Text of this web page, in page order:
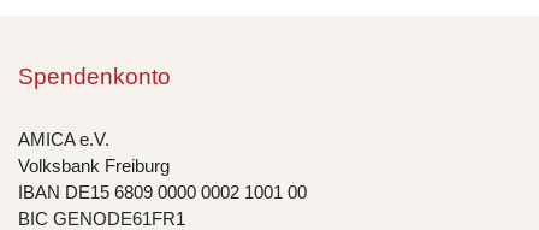
Spendenkonto
AMICA e.V.
Volksbank Freiburg
IBAN DE15 6809 0000 0002 1001 00
BIC GENODE61FR1